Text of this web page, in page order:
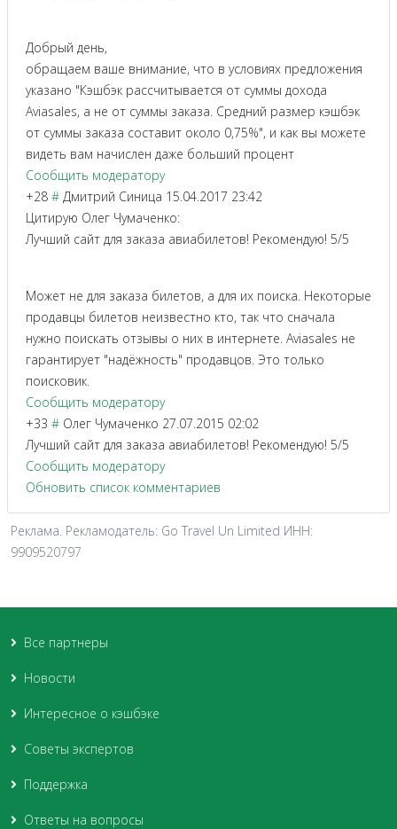
Добрый день,
обращаем ваше внимание, что в условиях предложения
указано "Кэшбэк рассчитывается от суммы дохода
Aviasales, а не от суммы заказа. Средний размер кэшбэк
от суммы заказа составит около 0,75%", и как вы можете
видеть вам начислен даже больший процент
Сообщить модератору
+28 # Дмитрий Синица 15.04.2017 23:42
Цитирую Олег Чумаченко:
Лучший сайт для заказа авиабилетов! Рекомендую! 5/5
Может не для заказа билетов, а для их поиска. Некоторые
продавцы билетов неизвестно кто, так что сначала
нужно поискать отзывы о них в интернете. Aviasales не
гарантирует "надёжность" продавцов. Это только
поисковик.
Сообщить модератору
+33 # Олег Чумаченко 27.07.2015 02:02
Лучший сайт для заказа авиабилетов! Рекомендую! 5/5
Сообщить модератору
Обновить список комментариев
Реклама. Рекламодатель: Go Travel Un Limited ИНН:
9909520797
Все партнеры
Новости
Интересное о кэшбэке
Советы экспертов
Поддержка
Ответы на вопросы